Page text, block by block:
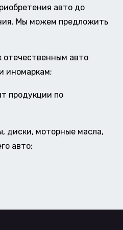
авто до
Мы можем предложить
отечественным авто
иномаркам;
продукции по
диски, моторные масла,
авто;